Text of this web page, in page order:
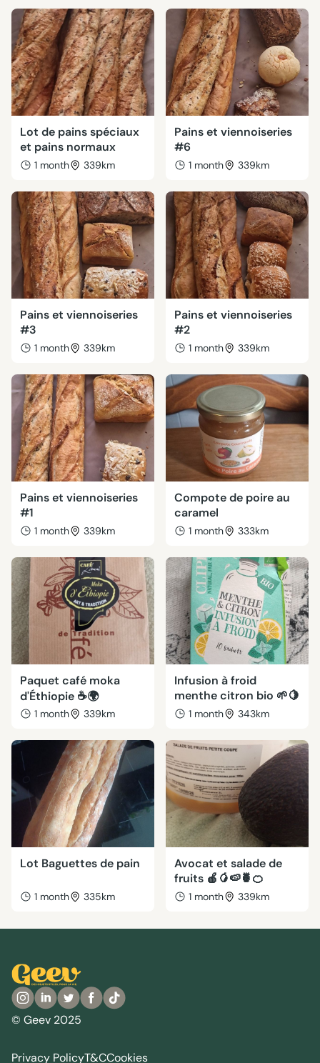
Lot de pains spéciaux
et pains normaux
1 month 339km
Pains et viennoiseries
#6
1 month 339km
Pains et viennoiseries
#3
1 month 339km
Pains et viennoiseries
#2
1 month 339km
Pains et viennoiseries
#1
1 month 339km
Compote de poire au
caramel
1 month 333km
Paquet café moka
d'Éthiopie ☕🌍
1 month 339km
Infusion à froid
menthe citron bio 🌱🍋
1 month 343km
Lot Baguettes de pain
1 month 335km
Avocat et salade de
fruits 🍎🥭🍉🍍🍊
1 month 339km
© Geev 2025
Privacy PolicyT&CCookies